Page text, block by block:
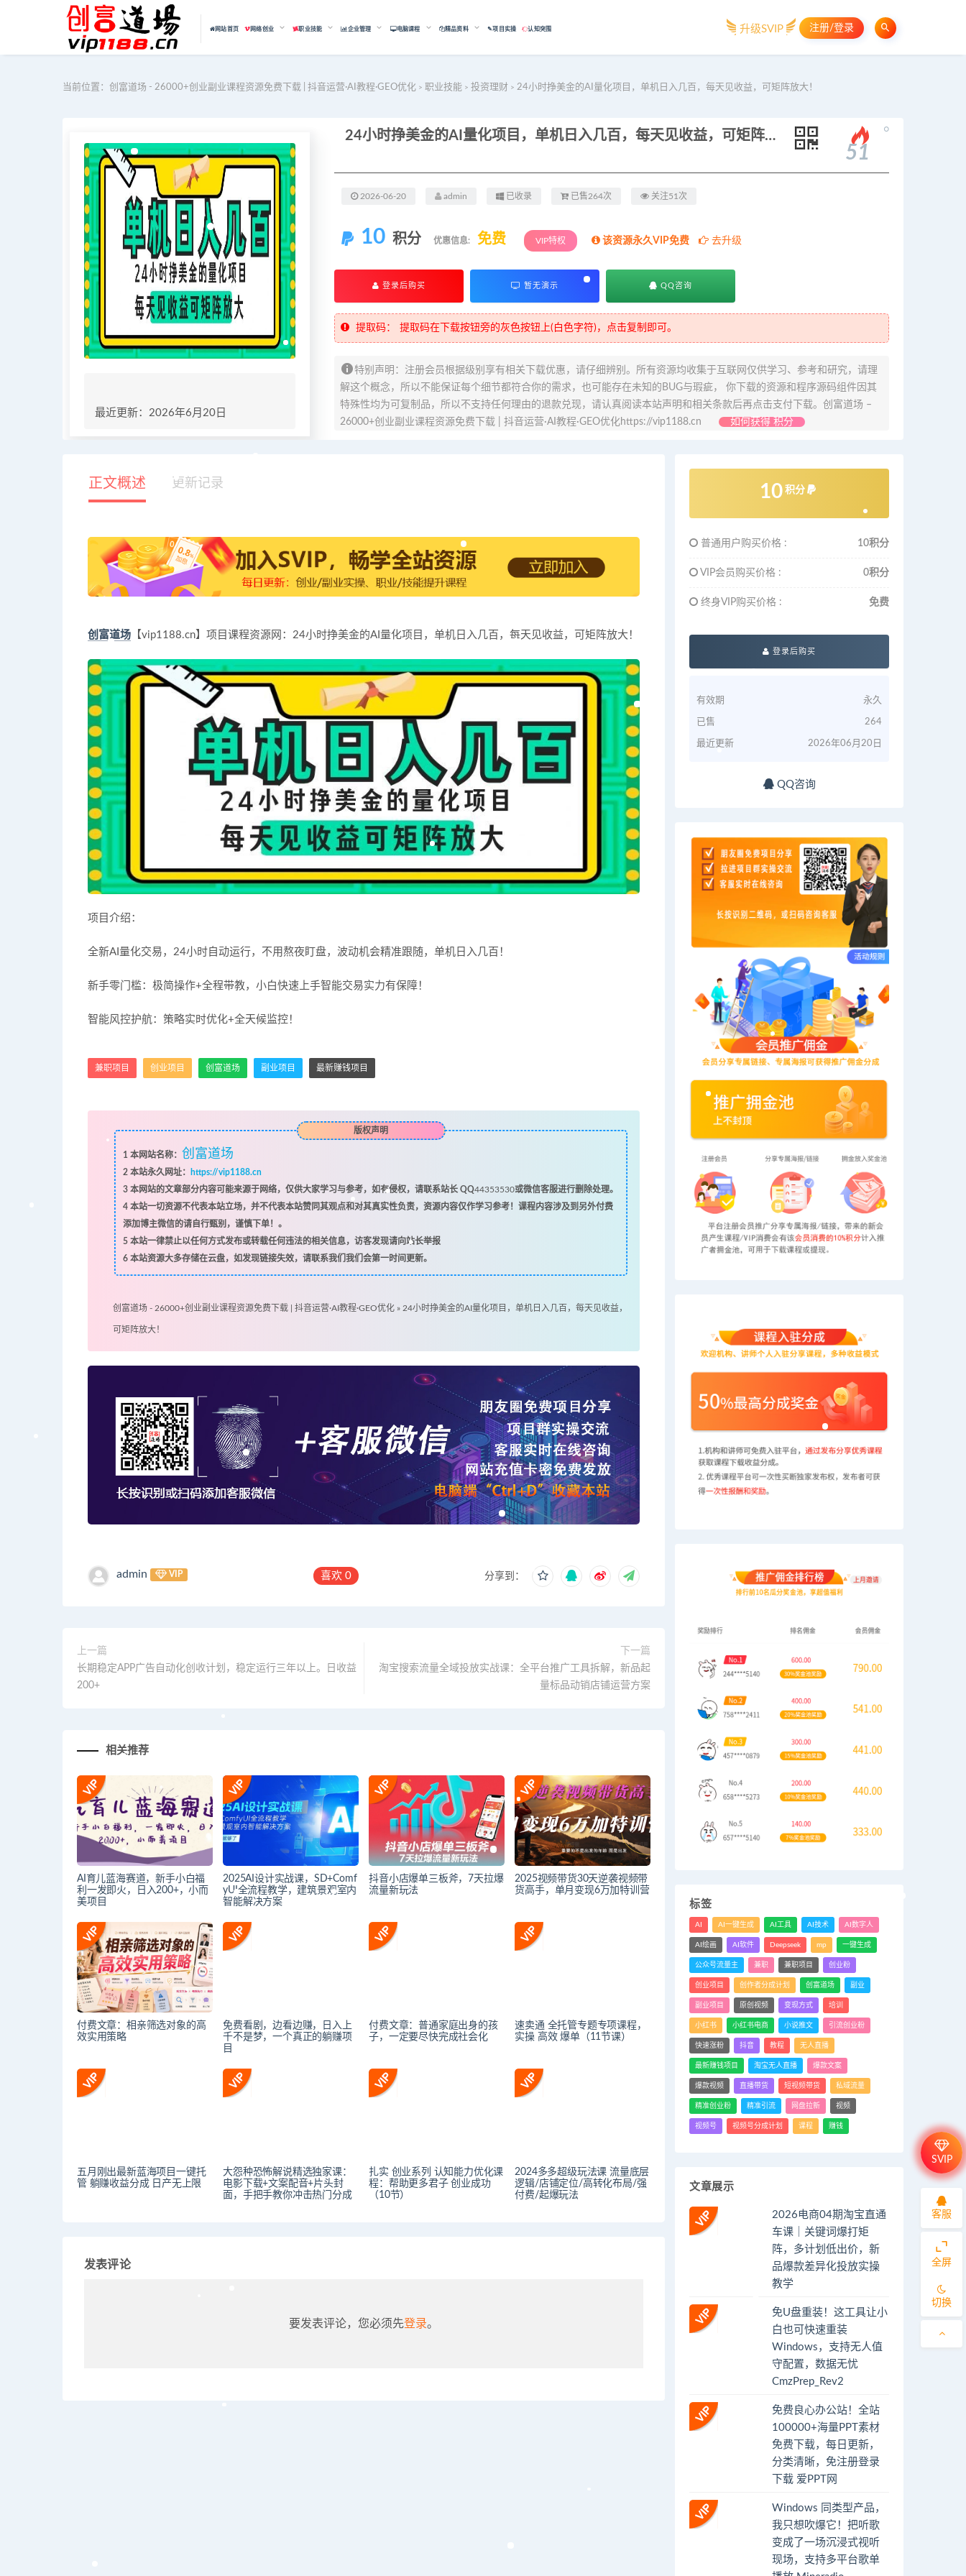
网站首页 网络创业 职业技能 企业管理 电脑课程 精品资料 ✎项目实操 认知突围 升级SVIP 注册/登录
当前位置： 创富道场 - 26000+创业副业课程资源免费下载 | 抖音运营·AI教程·GEO优化 > 职业技能 > 投资理财 > 24小时挣美金的AI量化项目，单机日入几百，每天见收益，可矩阵放大！
最近更新：2026年6月20日
24小时挣美金的AI量化项目，单机日入几百，每天见收益，可矩阵放大！
51
。
2026-06-20 admin 已收录 已售264次 关注51次
10 积分 优惠信息: 免费 VIP特权 该资源永久VIP免费 去升级
登录后购买 暂无演示 QQ咨询
提取码： 提取码在下载按钮旁的灰色按钮上(白色字符)，点击复制即可。
特别声明：注册会员根据级别享有相关下载优惠，请仔细辨别。所有资源均收集于互联网仅供学习、参考和研究，请理
解这个概念，所以不能保证每个细节都符合你的需求，也可能存在未知的BUG与瑕疵， 你下载的资源和程序源码组件因其
特殊性均为可复制品，所以不支持任何理由的退款兑现，请认真阅读本站声明和相关条款后再点击支付下载。创富道场 –
26000+创业副业课程资源免费下载 | 抖音运营·AI教程·GEO优化https://vip1188.cn
如何获得 积分
正文概述 更新记录
创富道场 【vip1188.cn】项目课程资源网：24小时挣美金的AI量化项目，单机日入几百，每天见收益，可矩阵放大！
项目介绍：
全新AI量化交易，24小时自动运行，不用熬夜盯盘，波动机会精准跟随，单机日入几百！
新手零门槛：极简操作+全程带教，小白快速上手智能交易实力有保障！
智能风控护航：策略实时优化+全天候监控！
兼职项目 创业项目 创富道场 副业项目 最新赚钱项目
版权声明
1 本网站名称： 创富道场
2本站永久网址：
https://vip1188.cn
3本网站的文章部分内容可能来源于网络，仅供大家学习与参考，如有侵权，请联系站长 QQ44353530或微信客服进行删除处理。
4本站一切资源不代表本站立场，并不代表本站赞同其观点和对其真实性负责，资源内容仅作学习参考！课程内容涉及到另外付费
添加博主微信的请自行甄别，谨慎下单！。
5本站一律禁止以任何方式发布或转载任何违法的相关信息，访客发现请向站长举报
6本站资源大多存储在云盘，如发现链接失效，请联系我们我们会第一时间更新。
创富道场 - 26000+创业副业课程资源免费下载 | 抖音运营·AI教程·GEO优化 » 24小时挣美金的AI量化项目，单机日入几百，每天见收益，
可矩阵放大！
admin VIP 喜欢0 分享到：
上一篇
长期稳定APP广告自动化创收计划，稳定运行三年以上。日收益
200+
下一篇
淘宝搜索流量全域投放实战课：全平台推广工具拆解，新品起
量标品动销店铺运营方案
相关推荐
AI育儿蓝海赛道，新手小白福
利一发即火，日入200+，小而
美项目
2025AI设计实战课，SD+Comf
yUI全流程教学，建筑景观室内
智能解决方案
抖音小店爆单三板斧，7天拉爆
流量新玩法
2025视频带货30天逆袭视频带
货高手，单月变现6万加特训营
付费文章：相亲筛选对象的高
效实用策略
免费看剧，边看边赚，日入上
千不是梦，一个真正的躺赚项
目
付费文章：普通家庭出身的孩
子，一定要尽快完成社会化
速卖通 全托管专题专项课程，
实操 高效 爆单（11节课）
五月刚出最新蓝海项目一键托
管 躺赚收益分成 日产无上限
大怨种恐怖解说精选独家课：
电影下载+文案配音+片头封
面，手把手教你冲击热门分成
扎实 创业系列 认知能力优化课
程：帮助更多君子 创业成功
（10节）
2024多多超级玩法课 流量底层
逻辑/店铺定位/高转化布局/强
付费/起爆玩法
发表评论
要发表评论，您必须先登录。
10 积分
普通用户购买价格 : 10积分
VIP会员购买价格 : 0积分
终身VIP购买价格 : 免费
登录后购买
有效期 永久
已售 264
最近更新 2026年06月20日
QQ咨询
标签
AI AI一键生成 AI工具 AI技术 AI数字人
AI绘画 AI软件 Deepseek mp 一键生成
公众号流量主 兼职 兼职项目 创业粉
创业项目 创作者分成计划 创富道场 副业
副业项目 原创视频 变现方式 培训
小红书 小红书电商 小说推文 引流创业粉
快速涨粉 抖音 教程 无人直播
最新赚钱项目 淘宝无人直播 爆款文案
爆款视频 直播带货 短视频带货 私域流量
精准创业粉 精准引流 网盘拉新 视频
视频号 视频号分成计划 课程 赚钱
文章展示
2026电商04期淘宝直通
车课｜关键词爆打矩
阵，多计划低出价，新
品爆款差异化投放实操
教学
免U盘重装！这工具让小
白也可快速重装
Windows，支持无人值
守配置，数据无忧
CmzPrep_Rev2
免费良心办公站！全站
100000+海量PPT素材
免费下载，每日更新，
分类清晰，免注册登录
下载 爱PPT网
Windows 同类型产品，
我只想吹爆它！把听歌
变成了一场沉浸式视听
现场，支持多平台歌单
SVIP
客服
全屏
切换